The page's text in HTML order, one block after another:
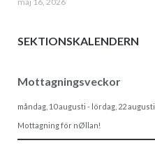
SEKTIONSKALENDERN
Mottagningsveckor
måndag, 10 augusti - lördag, 22 augusti
Mottagning för nØllan!